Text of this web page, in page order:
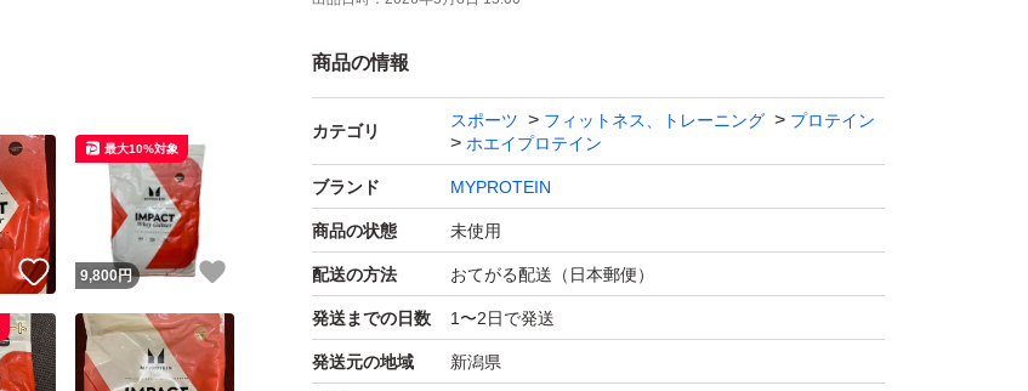
商品の情報
カテゴリ
スポーツ フィットネス、トレーニング
プロテイン
ホエイプロテイン
ブランド MYPROTEIN
商品の状態 未使用
配送の方法 おてがる配送（日本郵便）
発送までの日数 1〜2日で発送
発送元の地域 新潟県
いいね！
9,800円
最大10%対象